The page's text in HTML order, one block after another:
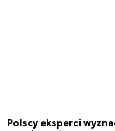
Polscy eksperci